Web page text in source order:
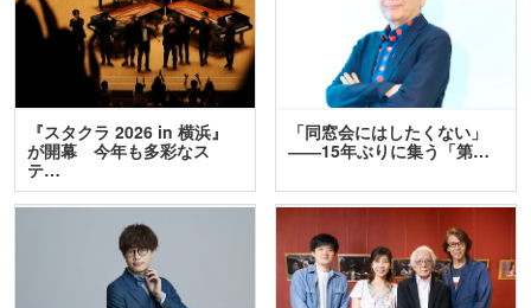
『スタクラ 2026 in 横浜』
が開幕 今年も多彩なス
テ…
「同窓会にはしたくない」
――15年ぶりに集う「第…